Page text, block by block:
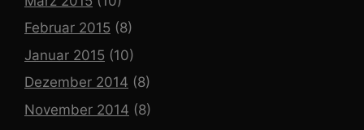
Februar 2015 (8)
Januar 2015 (10)
Dezember 2014 (8)
November 2014 (8)